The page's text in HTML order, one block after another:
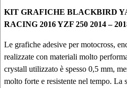
KIT GRAFICHE BLACKBIRD
RACING 2016 YZF 250 2014 –
Le grafiche adesive per motocross,
realizzate con materiali molto
crystall utilizzato è spesso 0,5 mm,
molto forte e resistente nel tempo. La